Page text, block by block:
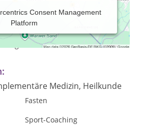
Consent Management
Platform
Stress, Schlaf, Achtsamkeit und
helfe ich dir bei deinen
Medizin, Heilkunde
Fasten
Sport-Coaching